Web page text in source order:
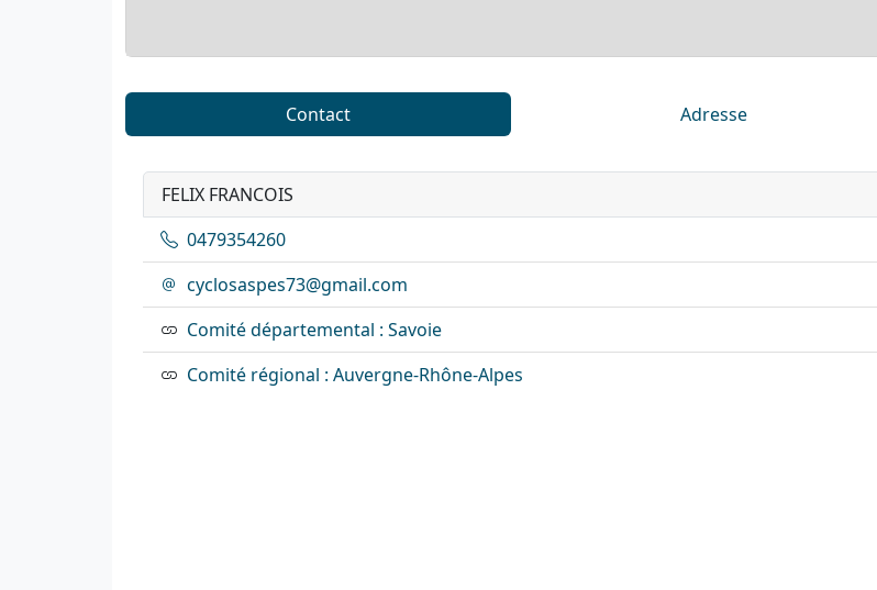
Contact Adresse
FELIX FRANCOIS
0479354260
cyclosaspes73@gmail.com
Comité départemental : Savoie
Comité régional : Auvergne-Rhône-Alpes